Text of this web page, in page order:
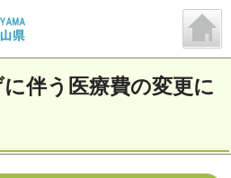
伴う医療費の変更に